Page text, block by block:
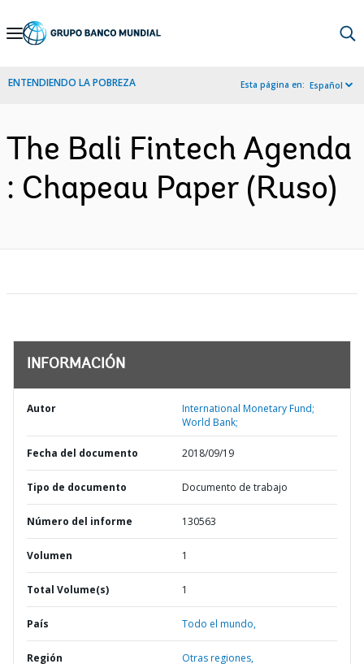
Skip
Navigation
ENTENDIENDO LA POBREZA Esta página en: Español
The Bali Fintech Agenda
: Chapeau Paper (Ruso)
INFORMACIÓN
Autor
International Monetary Fund;
World Bank;
Fecha del documento 2018/09/19
Tipo de documento Documento de trabajo
Número del informe 130563
Volumen 1
Total Volume(s) 1
País Todo el mundo,
Región Otras regiones,